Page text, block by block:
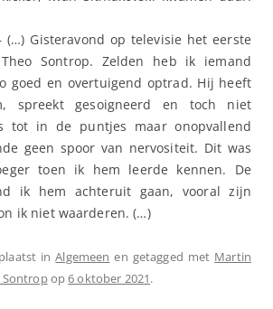
(…) Gisteravond op televisie het eerste
Sontrop. Zelden heb ik iemand
goed en overtuigend optrad. Hij heeft
spreekt gesoigneerd en toch niet
tot in de puntjes maar onopvallend
geen spoor van nervositeit. Dit was
toen ik hem leerde kennen. De
ik hem achteruit gaan, vooral zijn
ik niet waarderen. (…)
inAlgemeen en getagged met Martin
Sontropop6 oktober 2021.